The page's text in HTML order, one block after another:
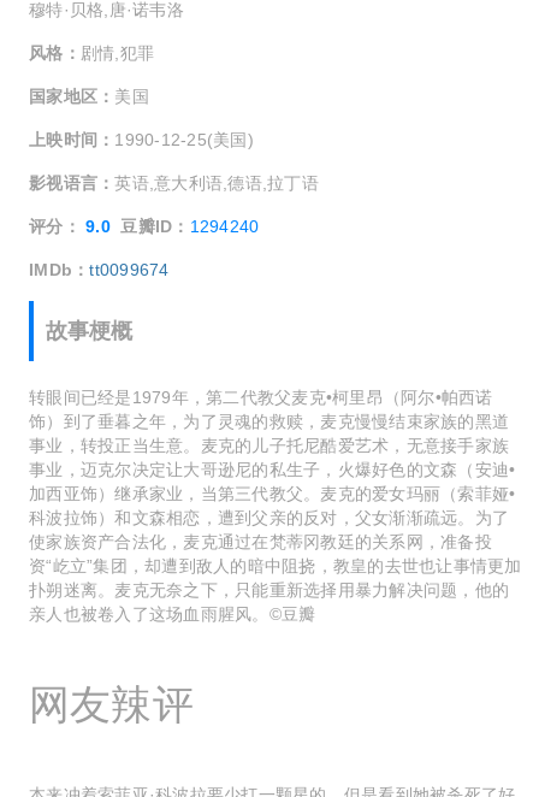
穆特·贝格,唐·诺韦洛
风格： 剧情,犯罪
国家地区： 美国
上映时间： 1990-12-25(美国)
影视语言：英语,意大利语,德语,拉丁语
评分： 9.0 豆瓣ID： 1294240
IMDb：tt0099674
故事梗概
转眼间已经是1979年，第二代教父麦克•柯里昂（阿尔•帕西诺
饰）到了垂暮之年，为了灵魂的救赎，麦克慢慢结束家族的黑道
事业，转投正当生意。麦克的儿子托尼酷爱艺术，无意接手家族
事业，迈克尔决定让大哥逊尼的私生子，火爆好色的文森（安迪•
加西亚饰）继承家业，当第三代教父。麦克的爱女玛丽（索菲娅•
科波拉饰）和文森相恋，遭到父亲的反对，父女渐渐疏远。为了
使家族资产合法化，麦克通过在梵蒂冈教廷的关系网，准备投
资“屹立”集团，却遭到敌人的暗中阻挠，教皇的去世也让事情更加
扑朔迷离。麦克无奈之下，只能重新选择用暴力解决问题，他的
亲人也被卷入了这场血雨腥风。©豆瓣
网友辣评